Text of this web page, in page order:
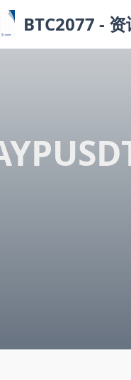
BTC2077 -